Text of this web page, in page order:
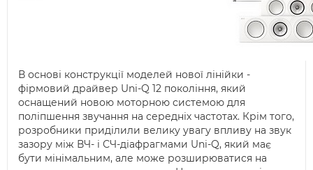
В основі конструкції моделей нової лінійки -
фірмовий драйвер Uni-Q 12 покоління, який
оснащений новою моторною системою для
поліпшення звучання на середніх частотах. Крім того,
розробники приділили велику увагу впливу на звук
зазору між ВЧ- і СЧ-діафрагмами Uni-Q, який має
бути мінімальним, але може розширюватися на